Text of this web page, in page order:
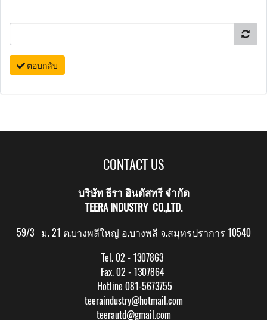
ตอบกลับ
CONTACT US
บริษัท ธีรา อินดัสทรี จำกัด
TEERA INDUSTRY CO.,LTD.
59/3 ม. 21 ต.บางพลีใหญ่ อ.บางพลี จ.สมุทรปราการ 10540
Tel. 02 - 1307863
Fax. 02 - 1307864
Hotline 081-5673755
teeraindustry@hotmail.com
teerautd@gmail.com